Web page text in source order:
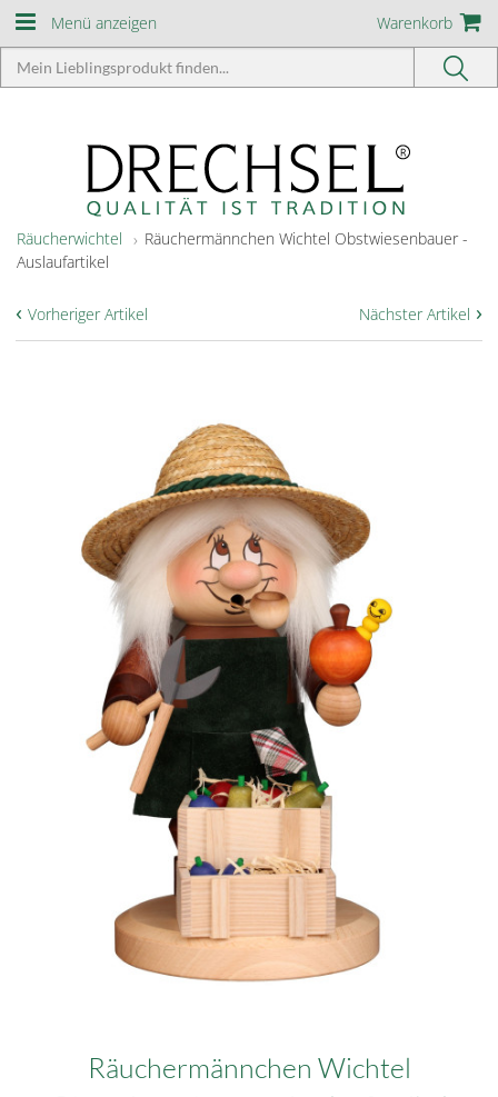
Menü anzeigen Warenkorb
Räucherwichtel
Räuchermännchen Wichtel Obstwiesenbauer -
Auslaufartikel
Nächster Artikel ›
‹ Vorheriger Artikel
Räuchermännchen Wichtel